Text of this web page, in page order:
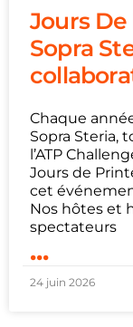
Jours
Sopra
Chaque
Sopra Steria,
l’ATP
Jours de
cet
Nos hôtes et
spectateurs
...
24 juin 2026